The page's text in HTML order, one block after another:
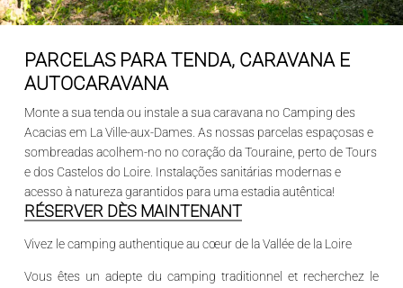
PARCELAS PARA TENDA, CARAVANA E
AUTOCARAVANA
Monte a sua tenda ou instale a sua caravana no Camping des
Acacias em La Ville-aux-Dames. As nossas parcelas espaçosas e
sombreadas acolhem-no no coração da Touraine, perto de Tours
e dos Castelos do Loire. Instalações sanitárias modernas e
acesso à natureza garantidos para uma estadia autêntica!
RÉSERVER DÈS MAINTENANT
Vivez le camping authentique au cœur de la Vallée de la Loire
Vous êtes un adepte du camping traditionnel et recherchez le